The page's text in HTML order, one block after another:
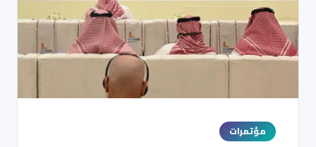
مؤتمرات